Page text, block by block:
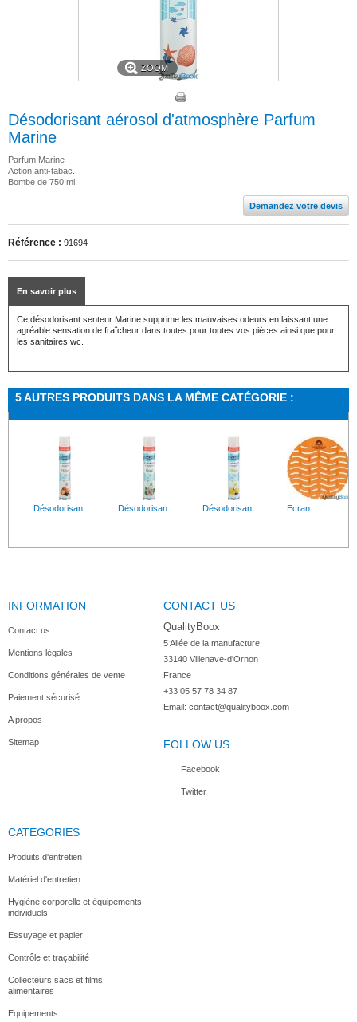
ZOOM
Désodorisant aérosol d'atmosphère Parfum
Marine
Parfum Marine
Action anti-tabac.
Bombe de 750 ml.
Demandez votre devis
Référence : 91694
En savoir plus
Ce désodorisant senteur Marine supprime les mauvaises odeurs en laissant une
agréable sensation de fraîcheur dans toutes pour toutes vos pièces ainsi que pour
les sanitaires wc.
5 AUTRES PRODUITS DANS LA MÊME CATÉGORIE :
Désodorisan... Désodorisan... Désodorisan... Ecran...
INFORMATION
Contact us
Mentions légales
Conditions générales de vente
Paiement sécurisé
A propos
Sitemap
CONTACT US
QualityBoox
5 Allée de la manufacture
33140 Villenave-d'Ornon
France
+33 05 57 78 34 87
Email: contact@qualityboox.com
FOLLOW US
Facebook
Twitter
CATEGORIES
Produits d'entretien
Matériel d'entretien
Hygiène corporelle et équipements
individuels
Essuyage et papier
Contrôle et traçabilité
Collecteurs sacs et films
alimentaires
Equipements